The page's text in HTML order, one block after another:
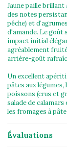
Jaune paille
des notes
pêche) et
d'amande. Le goût
impact initial
agréablement
arrière-goût
Un excellent
pâtes aux légumes,
poissons (crus et
salade de
les fromages à
Évaluations